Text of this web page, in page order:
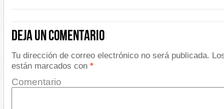
Deja un comentario
Tu dirección de correo electrónico no será publicada.
están marcados con *
Comentario